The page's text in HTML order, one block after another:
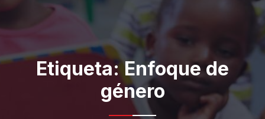
Etiqueta:Enfoque de
género